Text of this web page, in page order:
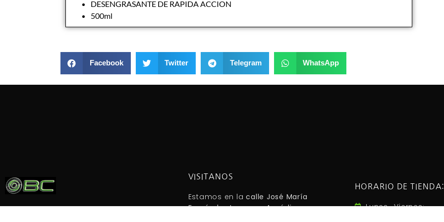
DESENGRASANTE DE RAPIDA ACCION
500ml
Facebook Twitter Telegram WhatsApp
VISITANOS
Estamos en lacalle José María
Fernández Lanseros 4, código
HORARIO DE
Lunes -Viernes: